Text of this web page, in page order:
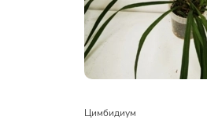
Цимбидиум